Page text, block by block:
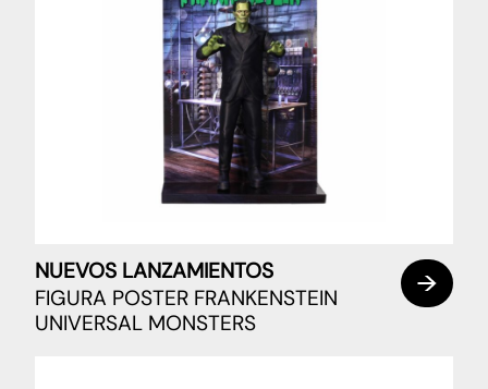
NUEVOS LANZAMIENTOS
FIGURA POSTER FRANKENSTEIN
UNIVERSAL MONSTERS